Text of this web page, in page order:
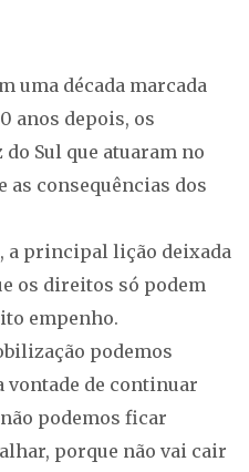
uma década marcada
anos depois, os
Sul que atuaram no
consequências dos
a principal lição deixada
os direitos só podem
empenho.
podemos
vontade de continuar
podemos ficar
porque não vai cair